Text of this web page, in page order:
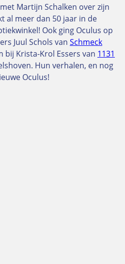
Martijn Schalken over zijn
al meer dan 50 jaar in de
Ook ging Oculus op
Juul Schols van Schmeck
bij Krista-Krol Essers van 1131
Hun verhalen, en nog
Oculus!